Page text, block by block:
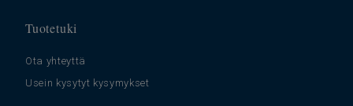
Tuotetuki
Ota yhteyttä
Usein kysytyt kysymykset